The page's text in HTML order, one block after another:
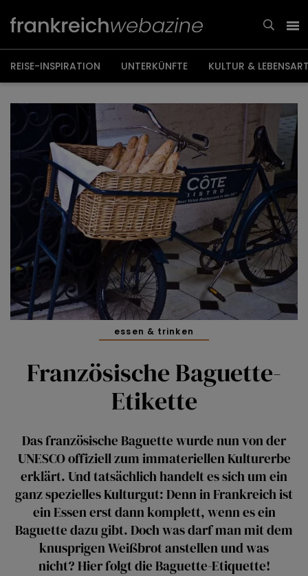
Inhalt
REISE-INSPIRATION UNTERKÜNFTE KULTUR &
essen & trinken
Französische Baguette-
Etikette
Das französische Baguette wurde nun von der
UNESCO offiziell zum immateriellen Kulturerbe
erklärt. Und tatsächlich handelt es sich um ein
ganz spezielles Kulturgut: Denn in Frankreich ist
ein Essen erst dann komplett, wenn es ein
Baguette dazu gibt. Doch was darf man mit dem
knusprigen Weißbrot anstellen und was
nicht? Hier folgt die Baguette-Etiquette!